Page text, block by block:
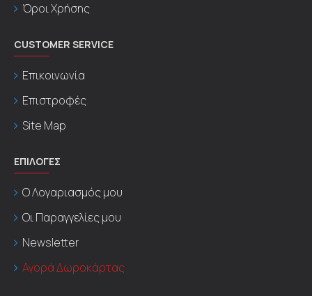
Όροι Χρήσης
CUSTOMER SERVICE
Επικοινωνία
Επιστροφές
Site Map
ΕΠΙΛΟΓΕΣ
Ο Λογαριασμός μου
Οι Παραγγελίες μου
Newsletter
Αγορά Δωροκάρτας